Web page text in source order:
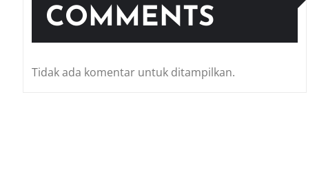
COMMENTS
Tidak ada komentar untuk ditampilkan.